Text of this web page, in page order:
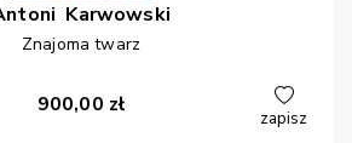
Karwowski
Znajoma twarz
900,00 zł
zapisz